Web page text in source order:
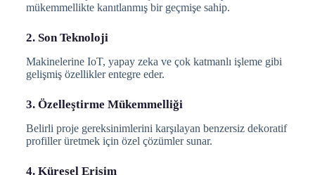
mükemmellikte kanıtlanmış bir geçmişe sahip.
2. Son Teknoloji
Makinelerine IoT, yapay zeka ve çok katmanlı işleme gibi
gelişmiş özellikler entegre eder.
3. Özelleştirme Mükemmelliği
Belirli proje gereksinimlerini karşılayan benzersiz dekoratif
profiller üretmek için özel çözümler sunar.
4. Küresel Erişim